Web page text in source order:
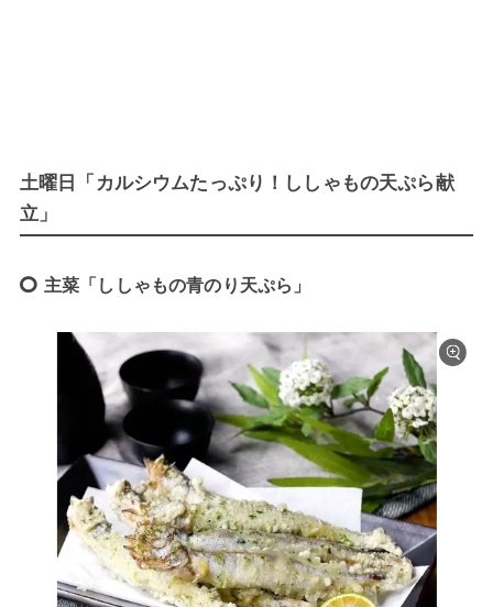
土曜日「カルシウムたっぷり！ししゃもの天ぷら献
立」
主菜「ししゃもの青のり天ぷら」